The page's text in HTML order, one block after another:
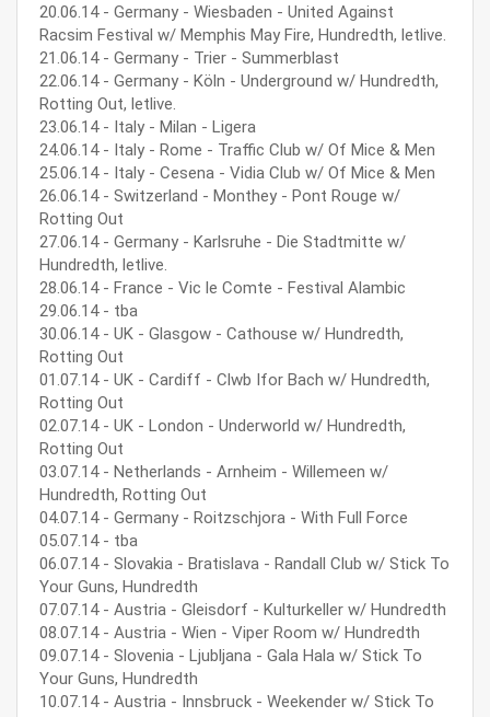
20.06.14 - Germany - Wiesbaden - United Against
Racsim Festival w/ Memphis May Fire, Hundredth, letlive.
21.06.14 - Germany - Trier - Summerblast
22.06.14 - Germany - Köln - Underground w/ Hundredth,
Rotting Out, letlive.
23.06.14 - Italy - Milan - Ligera
24.06.14 - Italy - Rome - Traffic Club w/ Of Mice & Men
25.06.14 - Italy - Cesena - Vidia Club w/ Of Mice & Men
26.06.14 - Switzerland - Monthey - Pont Rouge w/
Rotting Out
27.06.14 - Germany - Karlsruhe - Die Stadtmitte w/
Hundredth, letlive.
28.06.14 - France - Vic le Comte - Festival Alambic
29.06.14 - tba
30.06.14 - UK - Glasgow - Cathouse w/ Hundredth,
Rotting Out
01.07.14 - UK - Cardiff - Clwb Ifor Bach w/ Hundredth,
Rotting Out
02.07.14 - UK - London - Underworld w/ Hundredth,
Rotting Out
03.07.14 - Netherlands - Arnheim - Willemeen w/
Hundredth, Rotting Out
04.07.14 - Germany - Roitzschjora - With Full Force
05.07.14 - tba
06.07.14 - Slovakia - Bratislava - Randall Club w/ Stick To
Your Guns, Hundredth
07.07.14 - Austria - Gleisdorf - Kulturkeller w/ Hundredth
08.07.14 - Austria - Wien - Viper Room w/ Hundredth
09.07.14 - Slovenia - Ljubljana - Gala Hala w/ Stick To
Your Guns, Hundredth
10.07.14 - Austria - Innsbruck - Weekender w/ Stick To